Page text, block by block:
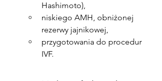
Hashimoto),
niskiego AMH, obniżonej
rezerwy jajnikowej,
przygotowania do procedur
IVF.